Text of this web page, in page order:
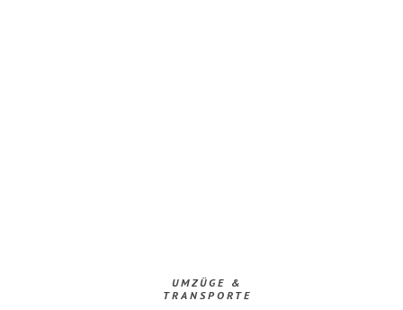
UMZÜGE &
TRANSPORTE